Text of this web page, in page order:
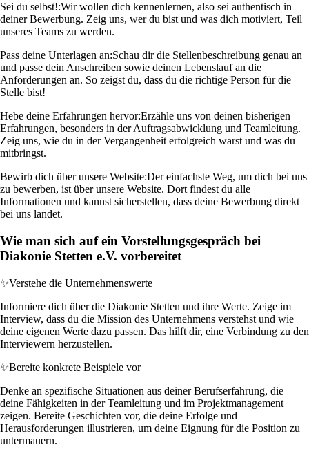
Sei du selbst!:Wir wollen dich kennenlernen, also sei authentisch in
deiner Bewerbung. Zeig uns, wer du bist und was dich motiviert, Teil
unseres Teams zu werden.
Pass deine Unterlagen an:Schau dir die Stellenbeschreibung genau an
und passe dein Anschreiben sowie deinen Lebenslauf an die
Anforderungen an. So zeigst du, dass du die richtige Person für die
Stelle bist!
Hebe deine Erfahrungen hervor:Erzähle uns von deinen bisherigen
Erfahrungen, besonders in der Auftragsabwicklung und Teamleitung.
Zeig uns, wie du in der Vergangenheit erfolgreich warst und was du
mitbringst.
Bewirb dich über unsere Website:Der einfachste Weg, um dich bei uns
zu bewerben, ist über unsere Website. Dort findest du alle
Informationen und kannst sicherstellen, dass deine Bewerbung direkt
bei uns landet.
Wie man sich auf ein Vorstellungsgespräch bei
Diakonie Stetten e.V. vorbereitet
✨Verstehe die Unternehmenswerte
Informiere dich über die Diakonie Stetten und ihre Werte. Zeige im
Interview, dass du die Mission des Unternehmens verstehst und wie
deine eigenen Werte dazu passen. Das hilft dir, eine Verbindung zu den
Interviewern herzustellen.
✨Bereite konkrete Beispiele vor
Denke an spezifische Situationen aus deiner Berufserfahrung, die
deine Fähigkeiten in der Teamleitung und im Projektmanagement
zeigen. Bereite Geschichten vor, die deine Erfolge und
Herausforderungen illustrieren, um deine Eignung für die Position zu
untermauern.